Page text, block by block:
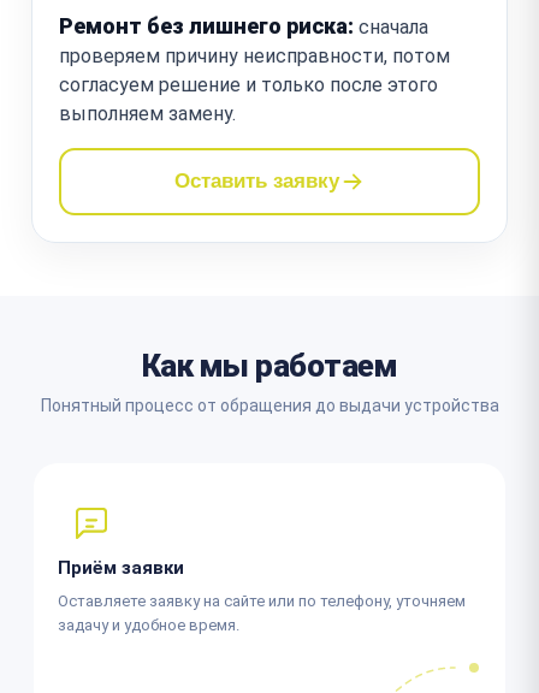
Ремонт без лишнего риска: сначала
проверяем причину неисправности, потом
согласуем решение и только после этого
выполняем замену.
Оставить заявку
Как мы работаем
Понятный процесс от обращения до выдачи устройства
Приём заявки
Оставляете заявку на сайте или по телефону, уточняем
задачу и удобное время.